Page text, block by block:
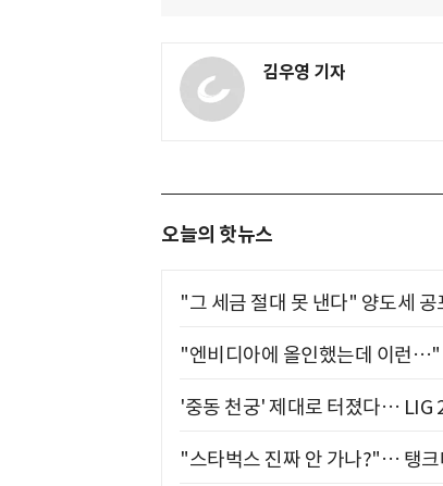
김우영 기자
오늘의 핫뉴스
"그 세금 절대 못 낸다" 양도세
"엔비디아에 올인했는데 이런…"
'중동 천궁' 제대로 터졌다… LIG
"스타벅스 진짜 안 가나?"… 탱크